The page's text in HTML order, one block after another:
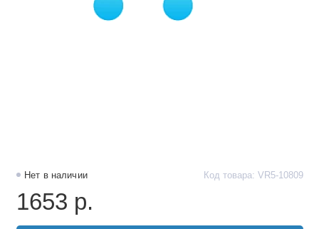
Нет в наличии Код товара: VR5-10809
1653 р.